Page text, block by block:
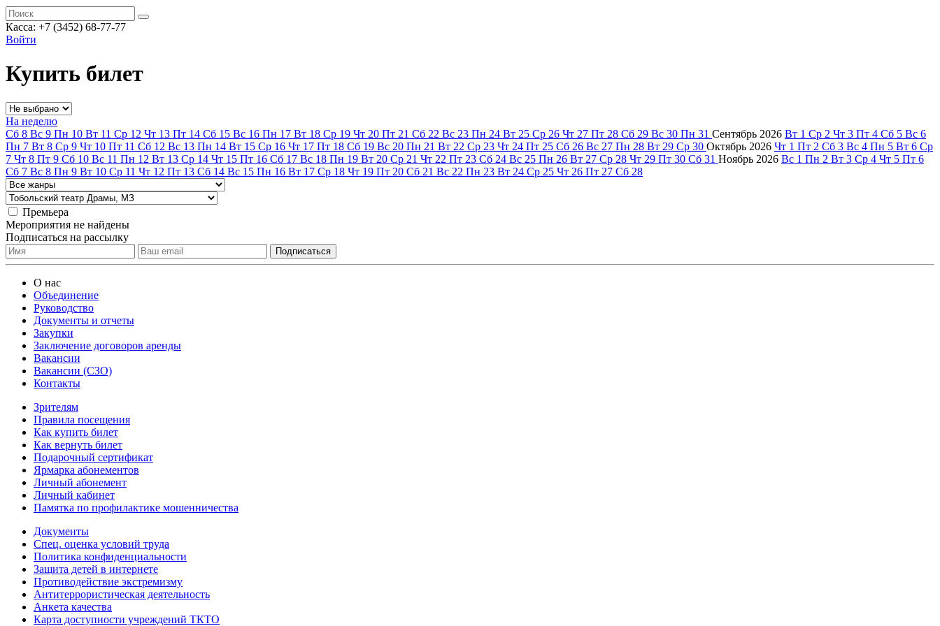
Касса: +7 (3452) 68-77-77
Войти
Купить билет
На неделю
Сб 8 Вс 9 Пн 10 Вт 11 Ср 12 Чт 13 Пт 14 Сб 15 Вс 16 Пн 17 Вт 18 Ср 19 Чт 20 Пт 21 Сб 22 Вс 23 Пн 24 Вт 25 Ср 26 Чт 27 Пт 28 Сб 29 Вс 30 Пн 31 Сентябрь 2026 Вт 1 Ср 2 Чт 3 Пт 4 Сб 5 Вс 6
Пн 7 Вт 8 Ср 9 Чт 10 Пт 11 Сб 12 Вс 13 Пн 14 Вт 15 Ср 16 Чт 17 Пт 18 Сб 19 Вс 20 Пн 21 Вт 22 Ср 23 Чт 24 Пт 25 Сб 26 Вс 27 Пн 28 Вт 29 Ср 30 Октябрь 2026 Чт 1 Пт 2 Сб 3 Вс 4 Пн 5 Вт 6 Ср
7 Чт 8 Пт 9 Сб 10 Вс 11 Пн 12 Вт 13 Ср 14 Чт 15 Пт 16 Сб 17 Вс 18 Пн 19 Вт 20 Ср 21 Чт 22 Пт 23 Сб 24 Вс 25 Пн 26 Вт 27 Ср 28 Чт 29 Пт 30 Сб 31 Ноябрь 2026 Вс 1 Пн 2 Вт 3 Ср 4 Чт 5 Пт 6
Сб 7 Вс 8 Пн 9 Вт 10 Ср 11 Чт 12 Пт 13 Сб 14 Вс 15 Пн 16 Вт 17 Ср 18 Чт 19 Пт 20 Сб 21 Вс 22 Пн 23 Вт 24 Ср 25 Чт 26 Пт 27 Сб 28
Премьера
Мероприятия не найдены
Подписаться на рассылку
О нас
Объединение
Руководство
Документы и отчеты
Закупки
Заключение договоров аренды
Вакансии
Вакансии (СЗО)
Контакты
Зрителям
Правила посещения
Как купить билет
Как вернуть билет
Подарочный сертификат
Ярмарка абонементов
Личный абонемент
Личный кабинет
Памятка по профилактике мошенничества
Документы
Спец. оценка условий труда
Политика конфиденциальности
Защита детей в интернете
Противодействие экстремизму
Антитеррористическая деятельность
Анкета качества
Карта доступности учреждений ТКТО